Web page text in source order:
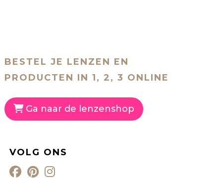
BESTEL JE LENZEN EN
PRODUCTEN IN 1, 2, 3 ONLINE
Ga naar de lenzenshop
VOLG ONS